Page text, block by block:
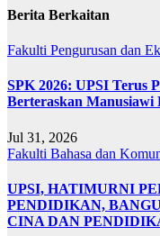
Berita Berkaitan
Fakulti Pengurusan dan
SPK 2026: UPSI Terus
Berteraskan Manusiawi
Jul 31, 2026
Fakulti Bahasa dan
UPSI, HATIMURNI
PENDIDIKAN,
CINA DAN